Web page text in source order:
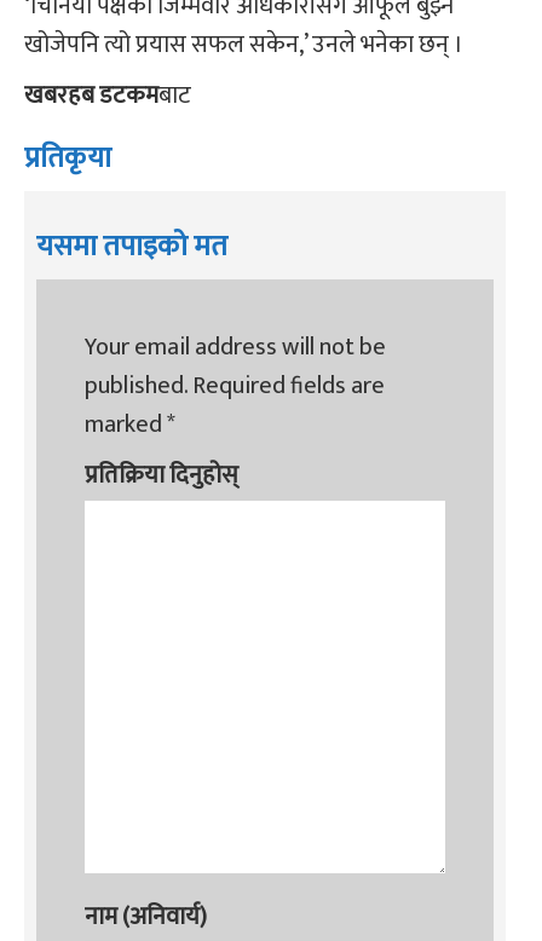
खोजेपनि त्यो प्रयास सफल सकेन,’ उनले भनेका छन् ।
खबरहब डटकमबाट
प्रतिकृया
यसमा तपाइको मत
Your email address will not be
published.Required fields are
marked*
प्रतिक्रिया दिनुहोस्
नाम (अनिवार्य)